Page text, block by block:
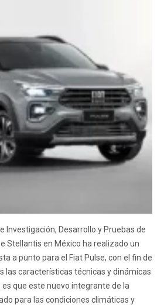
Investigación, Desarrollo y Pruebas de
Stellantis en México ha realizado un
a punto para el Fiat Pulse, con el fin de
las características técnicas y dinámicas
que este nuevo integrante de la
para las condiciones climáticas y